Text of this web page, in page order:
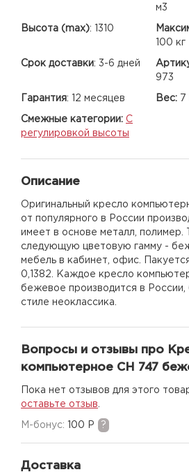
м3
Высота (max): 1310
100 кг
Срок доставки: 3-6 дней
973
Гарантия: 12 месяцев Вес: 7
Смежные категории: С
регулировкой высоты
Описание
Оригинальный кресло
от популярного в России
имеет в основе металл, полимер.
следующую цветовую гамму -
мебель в кабинет, офис.
0,1382. Каждое кресло
бежевое производится в России,
стиле неоклассика.
Вопросы и отзывы про
компьютерное CH 747
Пока нет отзывов для этого
оставьте отзыв
M-бонус: 100 Р ?
Доставка